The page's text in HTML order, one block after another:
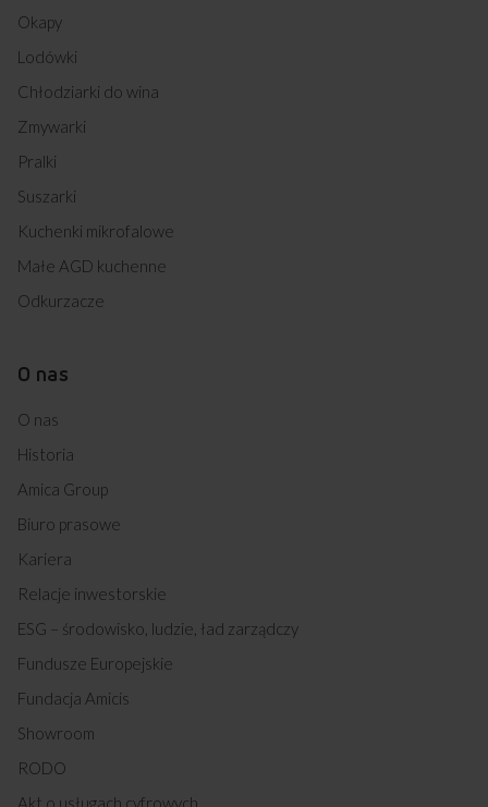
Okapy
Lodówki
Chłodziarki do wina
Zmywarki
Pralki
Suszarki
Kuchenki mikrofalowe
Małe AGD kuchenne
Odkurzacze
O nas
O nas
Historia
Amica Group
Biuro prasowe
Kariera
Relacje inwestorskie
ESG – środowisko, ludzie, ład zarządczy
Fundusze Europejskie
Fundacja Amicis
Showroom
RODO
Akt o usługach cyfrowych